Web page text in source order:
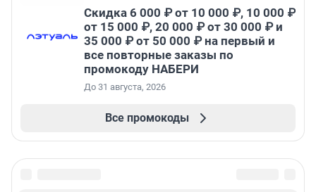
Скидка 6 000 ₽ от 10 000 ₽, 10 000 ₽
от 15 000 ₽, 20 000 ₽ от 30 000 ₽ и
35 000 ₽ от 50 000 ₽ на первый и
все повторные заказы по
промокоду НАБЕРИ
До 31 августа, 2026
Все промокоды